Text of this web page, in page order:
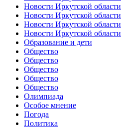
Новости Иркутской области
Новости Иркутской области
Новости Иркутской области
Новости Иркутской области
Образование и дети
Общество
Общество
Общество
Общество
Общество
Олимпиада
Особое мнение
Погода
Политика